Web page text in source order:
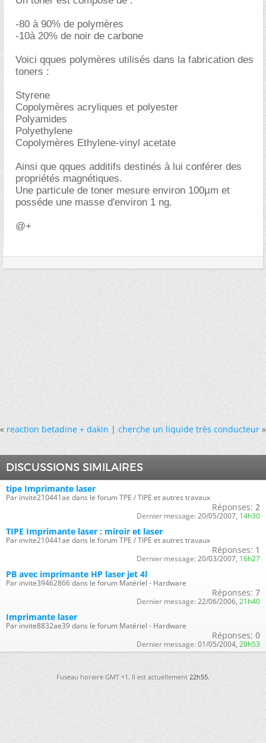
-80 à 90% de polymères
-10à 20% de noir de carbone
Voici qques polymères utilisés dans la fabrication des
toners :
Styrene
Copolymères acryliques et polyester
Polyamides
Polyethylene
Copolymères Ethylene-vinyl acetate
Ainsi que qques additifs destinés à lui conférer des
propriétés magnétiques.
Une particule de toner mesure environ 100µm et
posséde une masse d'environ 1 ng.
@+
« reaction betadine + dakin|cherche un liquide très conducteur »
DISCUSSIONS SIMILAIRES
tipe Imprimante laser
Par invite210441ae dans le forum TPE / TIPE et autres travaux
Réponses: 2
Dernier message: 20/05/2007, 14h30
TIPE Imprimante laser : miroir et laser
Par invite210441ae dans le forum TPE / TIPE et autres travaux
Réponses: 1
Dernier message: 20/03/2007, 16h27
PB avec imprimante HP laser jet 4l
Par invite39462866 dans le forum Matériel - Hardware
Réponses: 7
Dernier message: 22/06/2006, 21h40
Imprimante laser
Par invite8832ae39 dans le forum Matériel - Hardware
Réponses: 0
Dernier message: 01/05/2004, 20h53
Fuseau horaire GMT +1. Il est actuellement22h55.